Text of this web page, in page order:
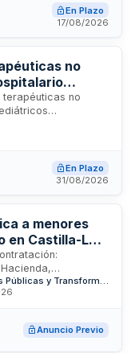
en dependencias
de adjudicación y
En Plazo
17/08/2026
no
Sanitària Parc
no
Parc Taulí
orientadas a
técnicas y
Se busca un
En Plazo
31/08/2026
a menores
en Castilla-La
Digital de la
Importe:
Consejeria de Hacienda, Administraciones Públicas y Transformación Digital de la Junta de Comunidades de Castilla-La Mancha
Anuncio Previo